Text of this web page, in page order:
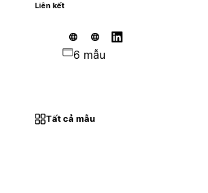
Liên kết
6 mẫu
Tất cả mẫu